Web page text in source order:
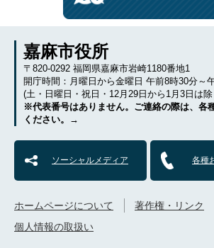
嘉麻市役所
〒820-0292 福岡県嘉麻市岩崎1180番地1
開庁時間：月曜日から金曜日 午前8時30分～
(土・日曜日・祝日・12月29日から1月3日は
※代表番号はありません。ご連絡の際は、各
ください。→
ソーシャルメディア 各種
ホームページについて
著作権・リンク
個人情報の取扱い